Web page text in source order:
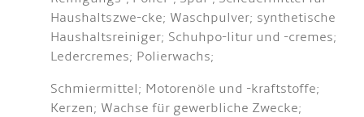
Haushaltszwe-cke; Waschpulver; synthetische
Haushaltsreiniger; Schuhpo-litur und -cremes;
Ledercremes; Polierwachs;
Schmiermittel; Motorenöle und -kraftstoffe;
Kerzen; Wachse für gewerbliche Zwecke;